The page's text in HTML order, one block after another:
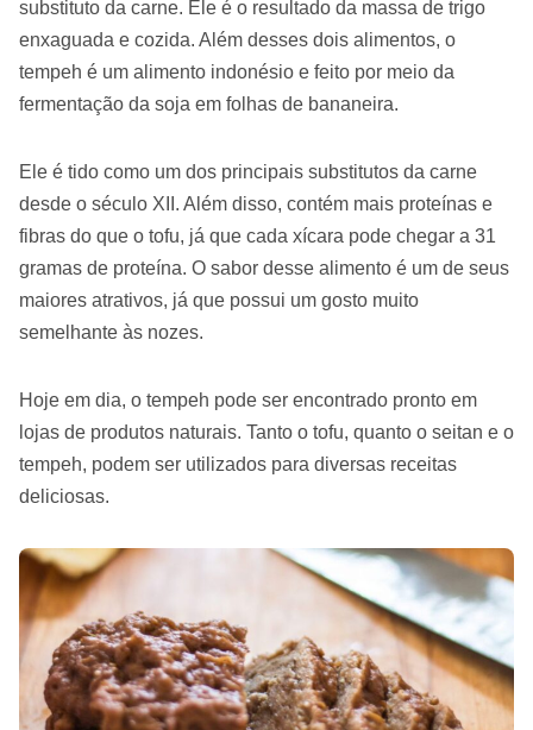
substituto da carne. Ele é o resultado da massa de trigo
enxaguada e cozida. Além desses dois alimentos, o
tempeh é um alimento indonésio e feito por meio da
fermentação da soja em folhas de bananeira.
Ele é tido como um dos principais substitutos da carne
desde o século XII. Além disso, contém mais proteínas e
fibras do que o tofu, já que cada xícara pode chegar a 31
gramas de proteína. O sabor desse alimento é um de seus
maiores atrativos, já que possui um gosto muito
semelhante às nozes.
Hoje em dia, o tempeh pode ser encontrado pronto em
lojas de produtos naturais. Tanto o tofu, quanto o seitan e o
tempeh, podem ser utilizados para diversas receitas
deliciosas.